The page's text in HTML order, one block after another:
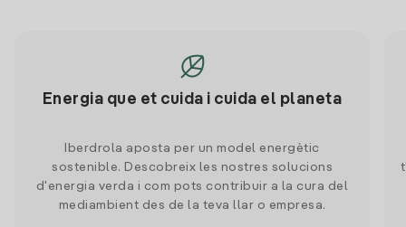
Energia que et cuida i cuida el planeta
Iberdrola aposta per un model energètic
sostenible. Descobreix les nostres solucions
d'energia verda i com pots contribuir a la cura del
mediambient des de la teva llar o empresa.